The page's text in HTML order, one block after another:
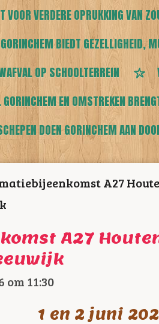
VOOR VERDERE OPRUKKING VAN
BIEDT GEZELLIGHEID,
OP SCHOOLTERREIN
GORINCHEM EN OMSTREKEN
DOEN GORINCHEM AAN
A27
A27
om 11:30
1 en 2 juni